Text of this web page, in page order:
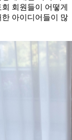
회원들이 어떻게
아이디어들이 많